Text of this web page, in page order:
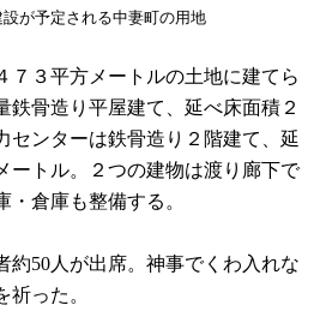
設が予定される中妻町の用地
３平方メートルの土地に建てら
鉄骨造り平屋建て、延べ床面積２
センターは鉄骨造り２階建て、延
ートル。２つの建物は渡り廊下で
倉庫も整備する。
50人が出席。神事でくわ入れな
祈った。